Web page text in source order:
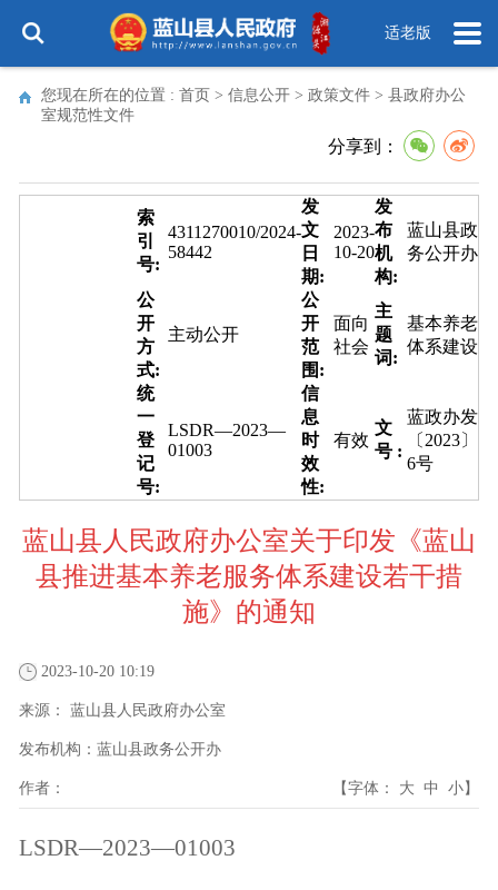
适老版
您现在所在的位置 : 首页 > 信息公开 > 政策文件 > 县政府办公
室规范性文件
分享到：
索
引
号:
4311270010/2024-
58442
发
文
日
期:
2023-
10-20
发
布
机
构:
蓝山县政
务公开办
公
开
方
式:
主动公开
公
开
范
围:
面向
社会
主
题
词:
基本养老
体系建设
统
一
登
记
号:
LSDR—2023—
01003
信
息
时
效
性:
有效
文
号 :
蓝政办发
〔2023〕
6号
蓝山县人民政府办公室关于印发《蓝山
县推进基本养老服务体系建设若干措
施》的通知
2023-10-20 10:19
来源： 蓝山县人民政府办公室
发布机构： 蓝山县政务公开办
作者： 【字体： 大 中 小】
LSDR—2023—01003